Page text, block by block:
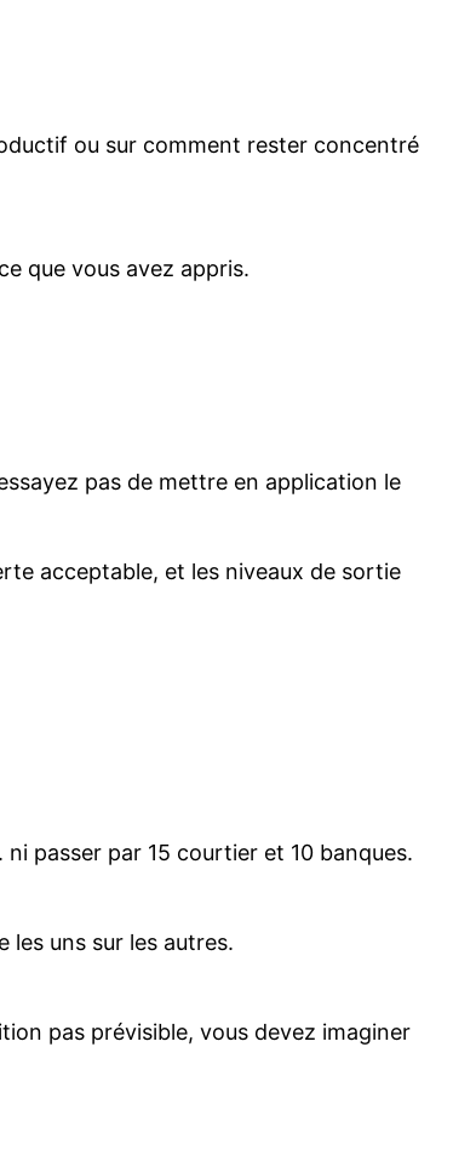
ou sur comment rester concentré
que vous avez appris.
pas de mettre en application le
acceptable, et les niveaux de sortie
passer par 15 courtier et 10 banques.
les uns sur les autres.
pas prévisible, vous devez imaginer